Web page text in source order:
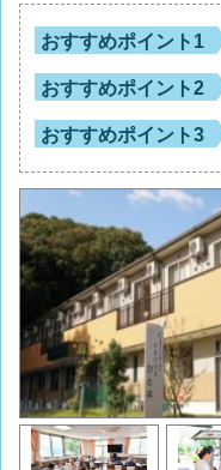
おすすめポイント1
おすすめポイント2
おすすめポイント3